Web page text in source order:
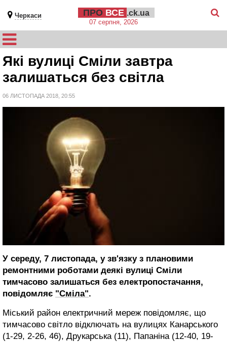
Черкаси ПРО ВСЕ .ck.ua
07 серпня, 2026
Які вулиці Сміли завтра
залишаться без світла
06 ЛИСТОПАДА 2018, 20:55
У середу, 7 листопада, у зв'язку з плановими
ремонтними роботами деякі вулиці Сміли
тимчасово залишаться без електропостачання,
повідомляє "Сміла".
Міський район електричний мереж повідомляє, що
тимчасово світло відключать на вулицях Канарського
(1-29, 2-26, 46), Друкарська (11), Папаніна (12-40, 19-